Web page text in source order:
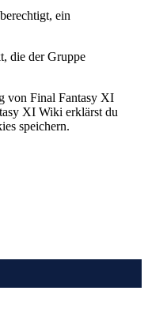
ein
die der Gruppe
von Final Fantasy XI
XI Wiki erklärst du
speichern.